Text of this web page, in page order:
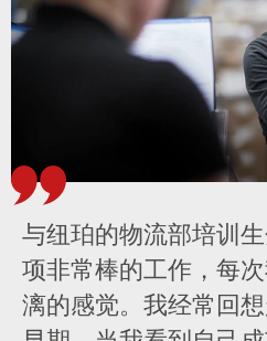
与纽珀的物流部培训
项非常棒的工作，每
漓的感觉。我经常回